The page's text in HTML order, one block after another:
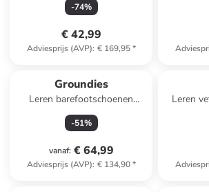
-74%
€ 42,99
Adviesprijs (AVP): € 169,95*
Groundies
Leren barefootschoenen
"Milano" zwart
-51%
vanaf: € 64,99
Adviesprijs (AVP): € 134,90*
Leren